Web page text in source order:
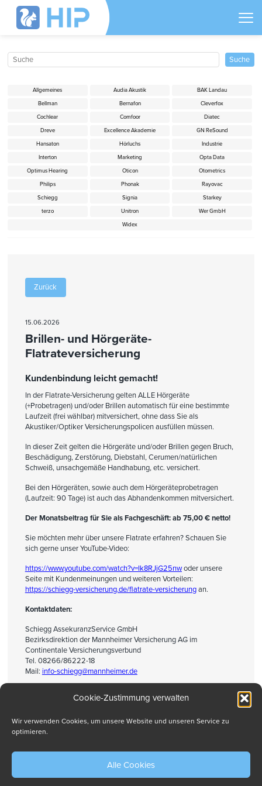
Cookie-Zustimmung verwalten
Wir verwenden Cookies, um unsere Website und unseren Service zu
optimieren.
Alle Cookies
Zurück
15.06.2026
Brillen- und Hörgeräte-
Flatrateversicherung
Kundenbindung leicht gemacht!
In der Flatrate-Versicherung gelten ALLE Hörgeräte
(+Probetragen) und/oder Brillen automatisch für eine bestimmte
Laufzeit (frei wählbar) mitversichert, ohne dass Sie als
Akustiker/Optiker Versicherungspolicen ausfüllen müssen.
In dieser Zeit gelten die Hörgeräte und/oder Brillen gegen Bruch,
Beschädigung, Zerstörung, Diebstahl, Cerumen/natürlichen
Schweiß, unsachgemäße Handhabung, etc. versichert.
Bei den Hörgeräten, sowie auch dem Hörgeräteprobetragen
(Laufzeit: 90 Tage) ist auch das Abhandenkommen mitversichert.
Der Monatsbeitrag für Sie als Fachgeschäft: ab 75,00 € netto!
Sie möchten mehr über unsere Flatrate erfahren? Schauen Sie
sich gerne unser YouTube-Video:
https://www.youtube.com/watch?v=Ik8RJjG25nwoder unsere
Seite mit Kundenmeinungen und weiteren Vorteilen:
https://schiegg-versicherung.de/flatrate-versicherungan.
Kontaktdaten:
Schiegg AssekuranzService GmbH
Bezirksdirektion der Mannheimer Versicherung AG im
Continentale Versicherungsverbund
Tel. 08266/86222-18
Mail: info-schiegg@mannheimer.de
Allgemeines Audia Akustik
BAK Landau
Bellman
Bernafon
Cleverfox
Cochlear
Comfoor
Diatec
Dreve
Excellence Akademie
GN ReSound
Hansaton
Hörluchs
Industrie
Interton
Marketing
Opta Data
Optimus Hearing
Oticon
Otometrics
Philips
Phonak
Rayovac
Schiegg
Signia
Starkey
terzo
Unitron
Wer GmbH
Widex